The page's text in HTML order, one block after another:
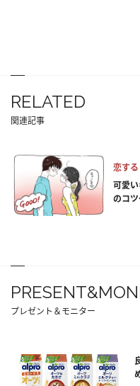
RELATED
関連記事
恋する
可愛
のコ
プレゼント＆モニター